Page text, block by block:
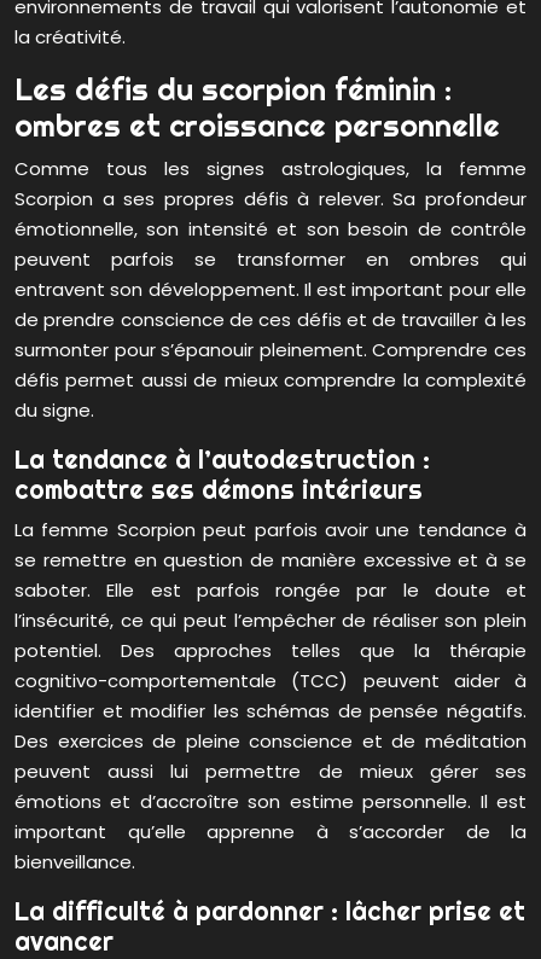
environnements de travail qui valorisent l’autonomie et
la créativité.
Les défis du scorpion féminin :
ombres et croissance personnelle
Comme tous les signes astrologiques, la femme
Scorpion a ses propres défis à relever. Sa profondeur
émotionnelle, son intensité et son besoin de contrôle
peuvent parfois se transformer en ombres qui
entravent son développement. Il est important pour elle
de prendre conscience de ces défis et de travailler à les
surmonter pour s’épanouir pleinement. Comprendre ces
défis permet aussi de mieux comprendre la complexité
du signe.
La tendance à l’autodestruction :
combattre ses démons intérieurs
La femme Scorpion peut parfois avoir une tendance à
se remettre en question de manière excessive et à se
saboter. Elle est parfois rongée par le doute et
l’insécurité, ce qui peut l’empêcher de réaliser son plein
potentiel. Des approches telles que la thérapie
cognitivo-comportementale (TCC) peuvent aider à
identifier et modifier les schémas de pensée négatifs.
Des exercices de pleine conscience et de méditation
peuvent aussi lui permettre de mieux gérer ses
émotions et d’accroître son estime personnelle. Il est
important qu’elle apprenne à s’accorder de la
bienveillance.
La difficulté à pardonner : lâcher prise et
avancer